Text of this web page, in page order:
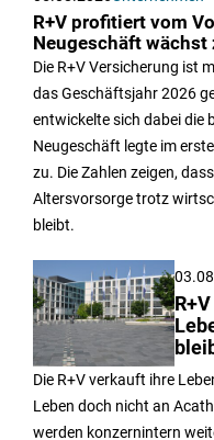
R+V profitiert vom
Neugeschäft
Die R+V Versicherung ist
das Geschäftsjahr 2026
entwickelte sich dabei die
Neugeschäft legte im
zu. Die Zahlen zeigen,
Altersvorsorge trotz
bleibt.
Die R+V verkauft ihre
Leben doch nicht an
werden konzernintern